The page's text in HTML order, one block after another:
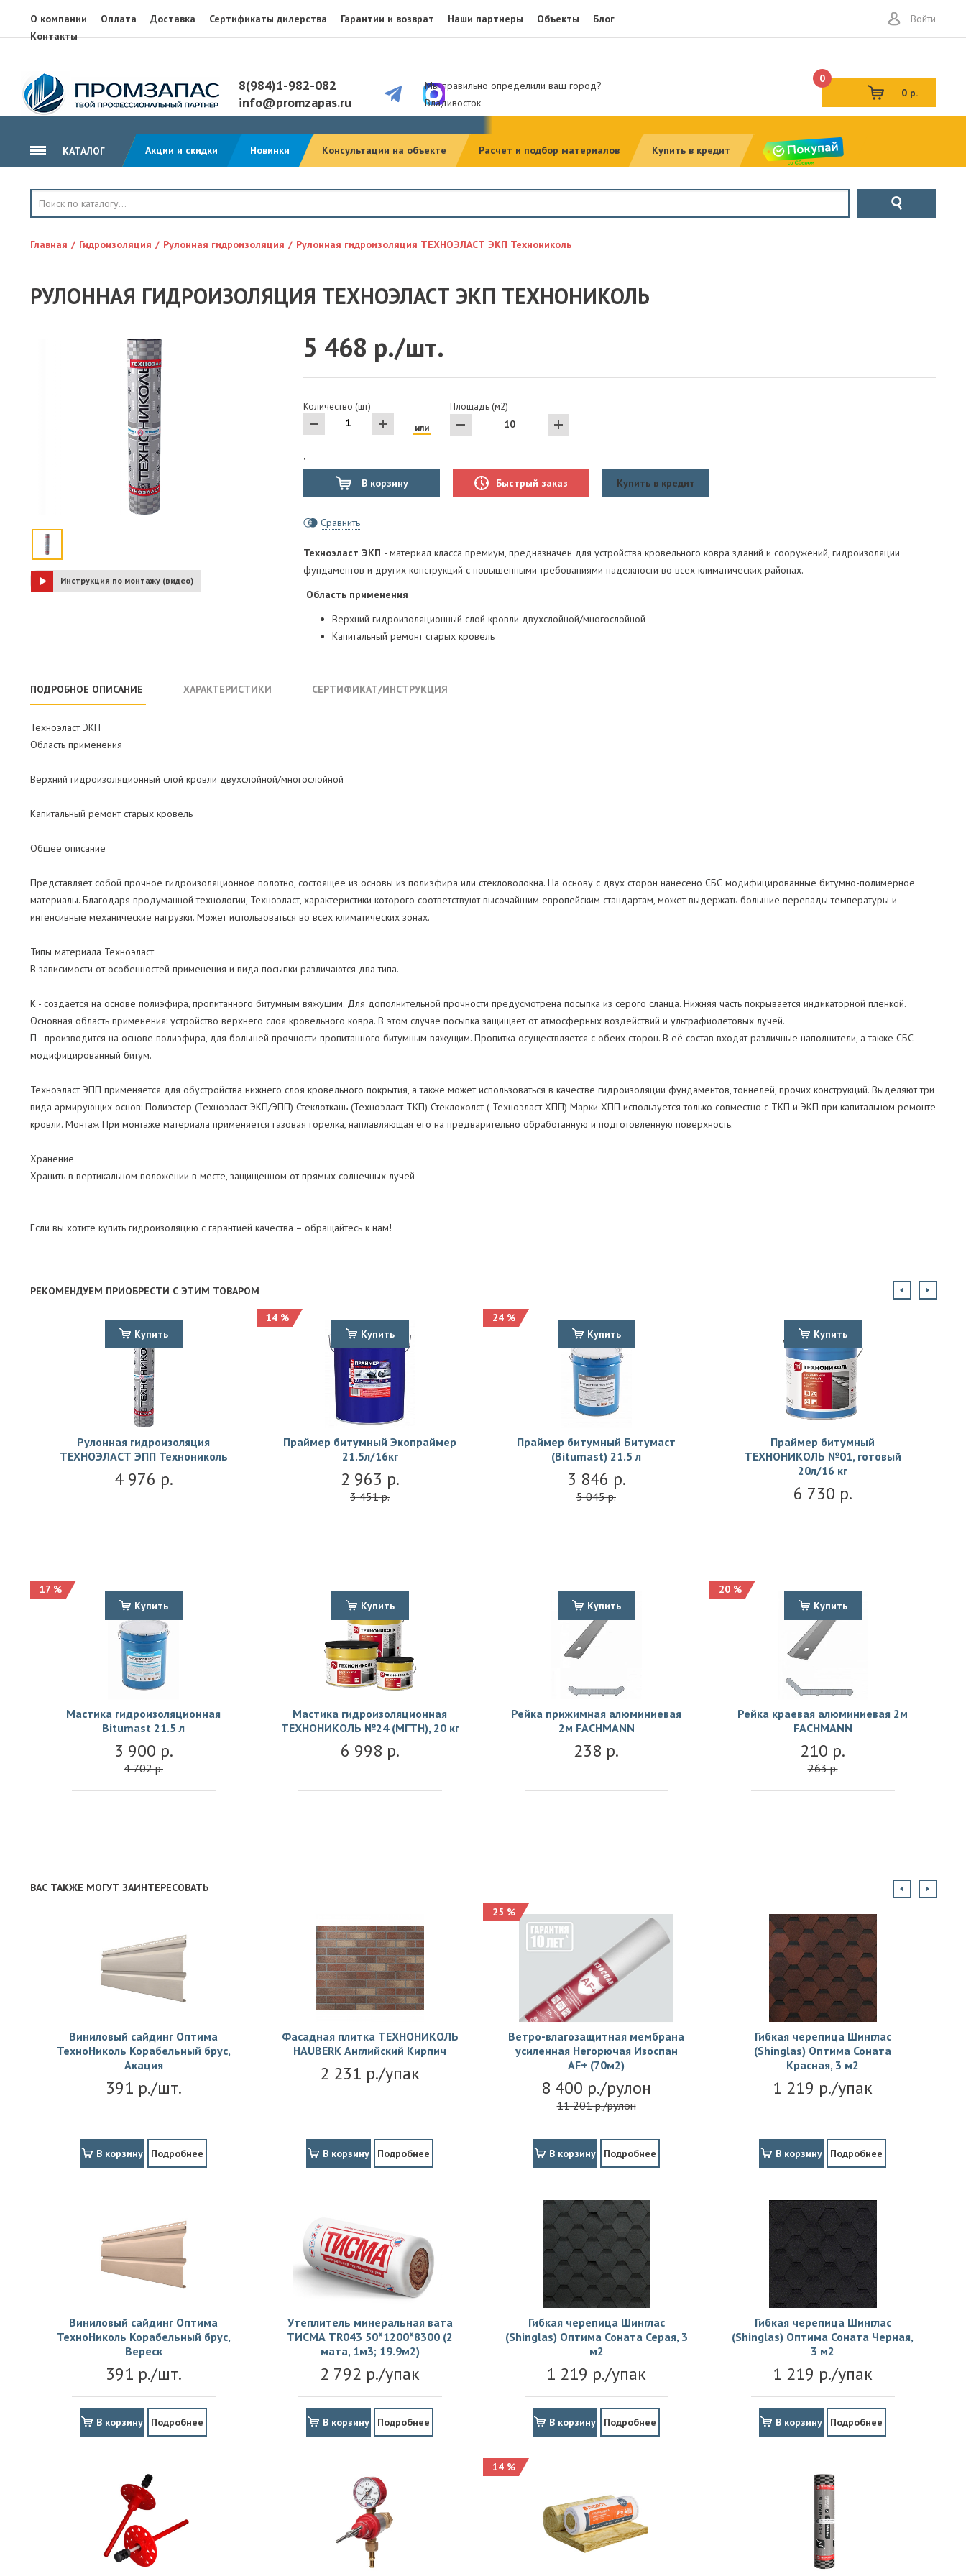
О компании Оплата Доставка Сертификаты дилерства Гарантии и возврат Наши партнеры Объекты
Блог
Контакты
Войти
8(984)1-982-082
info@promzapas.ru
Мы правильно определили ваш город?
Владивосток
0
0 р.
КАТАЛОГ Акции и скидки Новинки Консультации на объекте Расчет и подбор материалов Купить в кредит
ГИДРОИЗОЛЯЦИЯ
ТЕПЛОИЗОЛЯЦИЯ
КЛЕЙ, ПЕНА, ГЕРМЕТИКИ
ПАРОИЗОЛЯЦИЯ И ГИДРОВЕТРОЗАЩИТА
ОГНЕЗАЩИТА, МАТЫ
СТРОИТЕЛЬНАЯ ХИМИЯ
ГИДРОШПОНКИ
Главная Гидроизоляция Рулонная гидроизоляция Рулонная гидроизоляция ТЕХНОЭЛАСТ ЭКП Технониколь
РУЛОННАЯ ГИДРОИЗОЛЯЦИЯ ТЕХНОЭЛАСТ ЭКП ТЕХНОНИКОЛЬ
Инструкция по монтажу (видео)
5 468 р./шт.
Количество (шт)
или
Площадь (м2)
'
В корзину Быстрый заказ Купить в кредит
Сравнить
Техноэласт ЭКП - материал класса премиум, предназначен для устройства кровельного ковра зданий и сооружений, гидроизоляции
фундаментов и других конструкций с повышенными требованиями надежности во всех климатических районах.
Область применения
Верхний гидроизоляционный слой кровли двухслойной/многослойной
Капитальный ремонт старых кровель
ПОДРОБНОЕ ОПИСАНИЕ ХАРАКТЕРИСТИКИ СЕРТИФИКАТ/ИНСТРУКЦИЯ
Техноэласт ЭКП
Область применения
Верхний гидроизоляционный слой кровли двухслойной/многослойной
Капитальный ремонт старых кровель
Общее описание
Представляет собой прочное гидроизоляционное полотно, состоящее из основы из полиэфира или стекловолокна. На основу с двух сторон нанесено СБС модифицированные битумно-полимерное
материалы. Благодаря продуманной технологии, Техноэласт, характеристики которого соответствуют высочайшим европейским стандартам, может выдержать большие перепады температуры и
интенсивные механические нагрузки. Может использоваться во всех климатических зонах.
Типы материала Техноэласт
В зависимости от особенностей применения и вида посыпки различаются два типа.
К - создается на основе полиэфира, пропитанного битумным вяжущим. Для дополнительной прочности предусмотрена посыпка из серого сланца. Нижняя часть покрывается индикаторной пленкой.
Основная область применения: устройство верхнего слоя кровельного ковра. В этом случае посыпка защищает от атмосферных воздействий и ультрафиолетовых лучей.
П - производится на основе полиэфира, для большей прочности пропитанного битумным вяжущим. Пропитка осуществляется с обеих сторон. В её состав входят различные наполнители, а также СБС-
модифицированный битум.
Техноэласт ЭПП применяется для обустройства нижнего слоя кровельного покрытия, а также может использоваться в качестве гидроизоляции фундаментов, тоннелей, прочих конструкций. Выделяют три
вида армирующих основ: Полиэстер (Техноэласт ЭКП/ЭПП) Стеклоткань (Техноэласт ТКП) Стеклохолст ( Техноэласт ХПП) Марки ХПП используется только совместно с ТКП и ЭКП при капитальном ремонте
кровли. Монтаж При монтаже материала применяется газовая горелка, наплавляющая его на предварительно обработанную и подготовленную поверхность.
Хранение
Хранить в вертикальном положении в месте, защищенном от прямых солнечных лучей
Если вы хотите купить гидроизоляцию с гарантией качества – обращайтесь к нам!
РЕКОМЕНДУЕМ ПРИОБРЕСТИ С ЭТИМ ТОВАРОМ
Рулонная гидроизоляция
ТЕХНОЭЛАСТ ЭПП Технониколь
4 976 р.
Купить
14 %
Праймер битумный Экопраймер
21.5л/16кг
2 963 р.
3 451 р.
Купить
24 %
Праймер битумный Битумаст
(Bitumast) 21.5 л
3 846 р.
5 045 р.
Купить
Праймер битумный
ТЕХНОНИКОЛЬ №01, готовый
20л/16 кг
6 730 р.
Купить
17 %
Мастика гидроизоляционная
Bitumast 21.5 л
3 900 р.
4 702 р.
Купить
Мастика гидроизоляционная
ТЕХНОНИКОЛЬ №24 (МГТН), 20 кг
6 998 р.
Купить
Рейка прижимная алюминиевая
2м FACHMANN
238 р.
Купить
20 %
Рейка краевая алюминиевая 2м
FACHMANN
210 р.
263 р.
Купить
ВАС ТАКЖЕ МОГУТ ЗАИНТЕРЕСОВАТЬ
Виниловый сайдинг Оптима
ТехноНиколь Корабельный брус,
Акация
391 р./шт.
В корзину Подробнее
Фасадная плитка ТЕХНОНИКОЛЬ
HAUBERK Английский Кирпич
2 231 р./упак
В корзину Подробнее
25 %
Ветро-влагозащитная мембрана
усиленная Негорючая Изоспан
АF+ (70м2)
8 400 р./рулон
11 201 р./рулон
В корзину Подробнее
Гибкая черепица Шинглас
(Shinglas) Оптима Соната
Красная, 3 м2
1 219 р./упак
В корзину Подробнее
Виниловый сайдинг Оптима
ТехноНиколь Корабельный брус,
Вереск
391 р./шт.
В корзину Подробнее
Утеплитель минеральная вата
ТИСМА TR043 50*1200*8300 (2
мата, 1м3; 19.9м2)
2 792 р./упак
В корзину Подробнее
Гибкая черепица Шинглас
(Shinglas) Оптима Соната Серая, 3
м2
1 219 р./упак
В корзину Подробнее
Гибкая черепица Шинглас
(Shinglas) Оптима Соната Черная,
3 м2
1 219 р./упак
В корзину Подробнее
14 %